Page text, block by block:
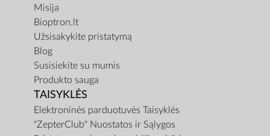
Misija
Bioptron.lt
Užsisakykite pristatymą
Blog
Susisiekite su mumis
Produkto sauga
TAISYKLĖS
Elektroninės parduotuvės Taisyklės
"ZepterClub" Nuostatos ir Sąlygos